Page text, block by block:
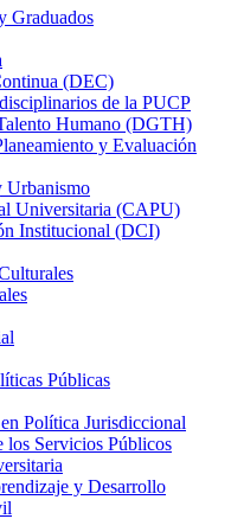
Graduados
(DEC)
de la PUCP
Humano (DGTH)
y Evaluación
Urbanismo
Universitaria (CAPU)
Institucional (DCI)
Públicas
Política Jurisdiccional
los Servicios Públicos
y Desarrollo